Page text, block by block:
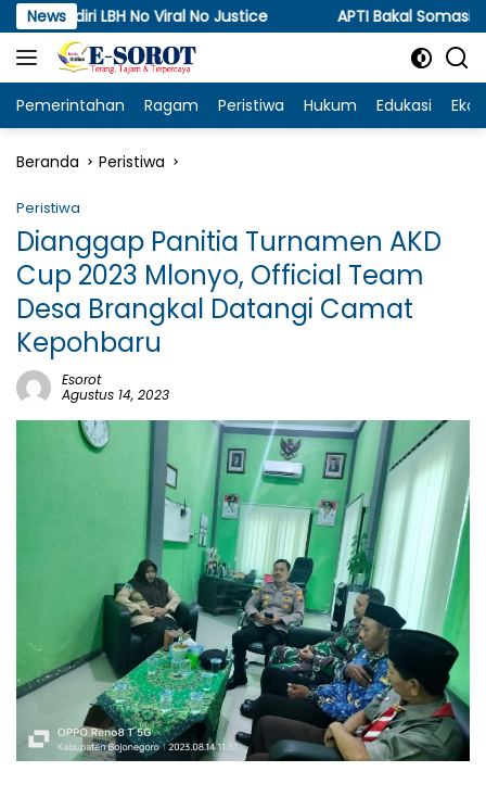
Langsung
ke
konten
News
No Viral No Justice APTI Bakal Somasi dan Gugat
Pemerintahan Ragam Peristiwa Hukum Edukasi
Beranda Peristiwa
Peristiwa
Dianggap Panitia Turnamen AKD
Cup 2023 Mlonyo, Official Team
Desa Brangkal Datangi Camat
Kepohbaru
Esorot
Agustus 14, 2023